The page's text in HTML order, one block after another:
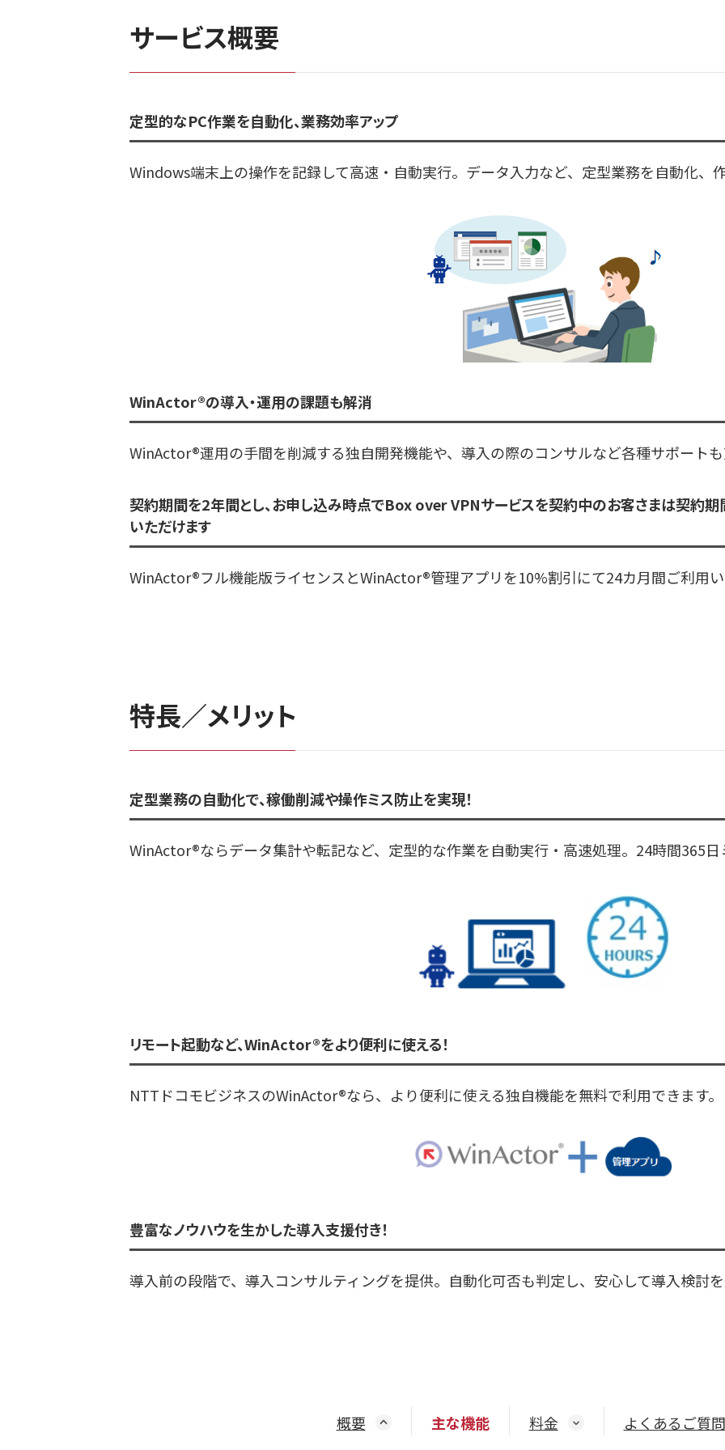
サービス概要
定型的なPC作業を自動化、業務効率アップ
Windows端末上の操作を記録して高速・自動実行。データ入力など、定型業務を自動化、
WinActor®の導入・運用の課題も解消
WinActor®運用の手間を削減する独自開発機能や、導入の際のコンサルなど各種サポートも
契約期間を2年間とし、お申し込み時点でBox over VPNサービスを契約中のお客さまは契約期
いただけます
WinActor®フル機能版ライセンスとWinActor®管理アプリを10%割引にて24カ月間ご利用い
特長／メリット
定型業務の自動化で、稼働削減や操作ミス防止を実現！
WinActor®ならデータ集計や転記など、定型的な作業を自動実行・高速処理。24時間365日
リモート起動など、WinActor®をより便利に使える！
NTTドコモビジネスのWinActor®なら、より便利に使える独自機能を無料で利用できます。
豊富なノウハウを生かした導入支援付き！
導入前の段階で、導入コンサルティングを提供。自動化可否も判定し、安心して導入検討を
概要 主な機能 料金 よくあるご質問